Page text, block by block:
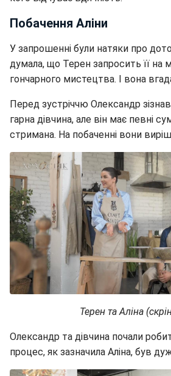
Побачення Аліни
У запрошенні були натяки про
думала, що Терен запросить її на
гончарного мистецтва. І вона
Перед зустріччю Олександр
гарна дівчина, але він має певні
стримана. На побаченні вони
Терен та Аліна
Олександр та дівчина почали
процес, як зазначила Аліна, був